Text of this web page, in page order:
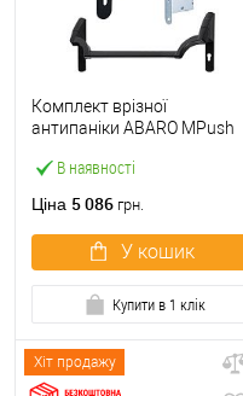
В наявності
Комплект врізної
антипаніки ABARO МPush
чорний із замком та ручкою
Ціна 5 086 грн.
У кошик
Купити в 1 клік
Хіт продажу